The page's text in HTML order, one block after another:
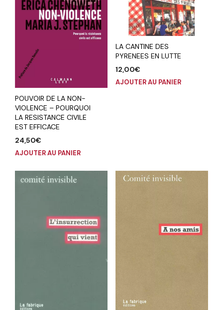
POUVOIR DE LA NON-
VIOLENCE – POURQUOI
LA RESISTANCE CIVILE
EST EFFICACE
24,50€
AJOUTER AU PANIER
LA CANTINE DES
PYRENEES EN LUTTE
12,00€
AJOUTER AU PANIER